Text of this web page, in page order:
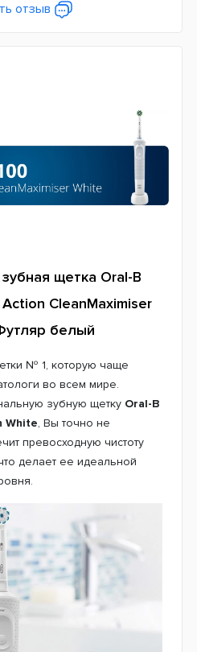
отзыв
щетка Oral-B
CleanMaximiser
белый
№ 1, которую чаще
во всем мире.
зубную щетку Oral-B
White, Вы точно не
превосходную чистоту
делает ее идеальной